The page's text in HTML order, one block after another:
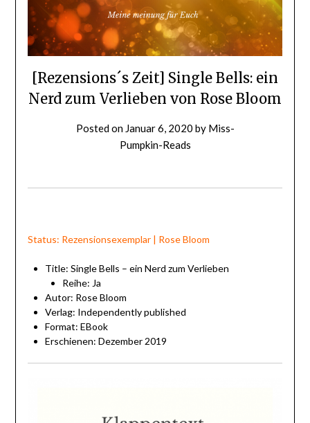
[Rezensions´s Zeit] Single Bells: ein
Nerd zum Verlieben von Rose Bloom
Posted on Januar 6, 2020 by Miss-
Pumpkin-Reads
Status: Rezensionsexemplar | Rose Bloom
Title: Single Bells – ein Nerd zum Verlieben
Reihe: Ja
Autor: Rose Bloom
Verlag: Independently published
Format: EBook
Erschienen: Dezember 2019